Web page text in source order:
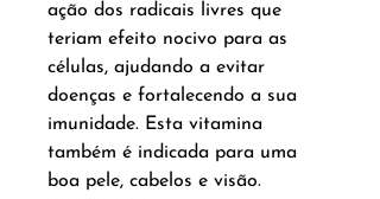
ação dos radicais livres que
teriam efeito nocivo para as
células, ajudando a evitar
doenças e fortalecendo a sua
imunidade. Esta vitamina
também é indicada para uma
boa pele, cabelos e visão.